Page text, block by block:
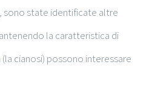
sono state identificate altre
la caratteristica di
cianosi) possono interessare